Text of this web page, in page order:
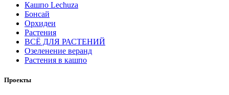
Кашпо Lechuza
Бонсай
Орхидеи
Растения
ВСЁ ДЛЯ РАСТЕНИЙ
Озеленение веранд
Растения в кашпо
Проекты